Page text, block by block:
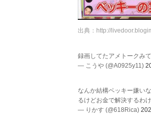
出典： http://
録画してたアメトークみ
— こうや (@A0925y11)
なんか結構ベッキー嫌い
るけどお金で解決するわ
— りかす (@618Rica)